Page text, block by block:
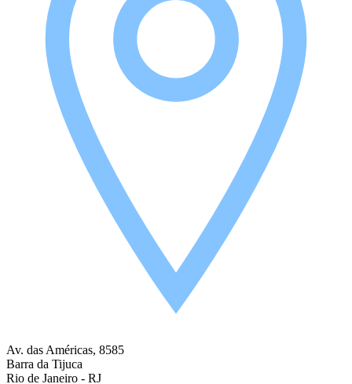
Av. das Américas, 8585
Barra da Tijuca
Rio de Janeiro - RJ